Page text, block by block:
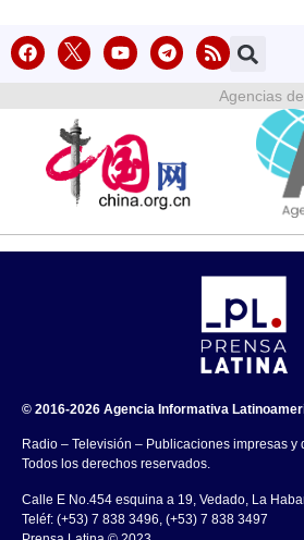
Agencias
© 2016-2026 Agencia Informativa
Radio – Televisión – Publicaciones impresas y
Todos los derechos reservados.
Calle E No.454 esquina a 19, Vedado, La
Teléf: (+53) 7 838 3496, (+53) 7 838 3497